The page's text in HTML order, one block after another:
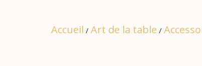
Accueil / Art de la table /